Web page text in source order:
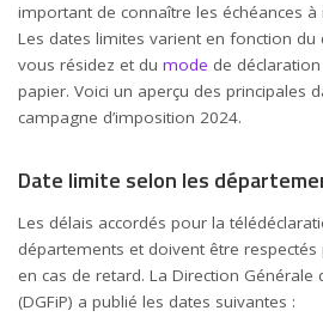
important de connaître les échéances à
Les dates limites varient en fonction
vous résidez et du mode de
papier. Voici un aperçu des principales
campagne d’imposition 2024.
Date limite selon les
Les délais accordés pour la
départements et doivent être
en cas de retard. La Direction Générale
(DGFiP) a publié les dates suivantes :